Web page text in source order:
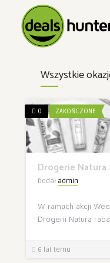
Wszystkie
0 ZAKOŃCZONE
Drogerie Natura
Dodał admin
W ramach akcji
Drogerii Natura
6 lat temu